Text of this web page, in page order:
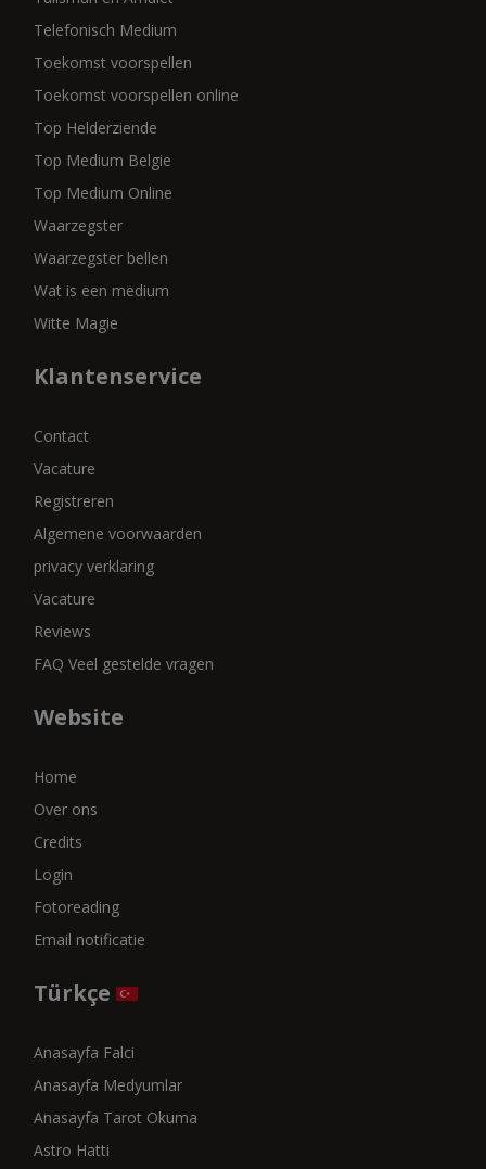
Telefonisch Medium
Toekomst voorspellen
Toekomst voorspellen online
Top Helderziende
Top Medium Belgie
Top Medium Online
Waarzegster
Waarzegster bellen
Wat is een medium
Witte Magie
Klantenservice
Contact
Vacature
Registreren
Algemene voorwaarden
privacy verklaring
Vacature
Reviews
FAQ Veel gestelde vragen
Website
Home
Over ons
Credits
Login
Fotoreading
Email notificatie
Türkçe
Anasayfa Falci
Anasayfa Medyumlar
Anasayfa Tarot Okuma
Astro Hatti